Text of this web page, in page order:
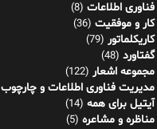
فناوری اطلاعات (8)
کار و موفقیت (36)
کاریکلماتور (79)
گفتاورد (48)
مجموعه اشعار (122)
مدیریت فناوری اطلاعات و چارچوب ITIL
آیتیل برای همه (14)
مناظره و مشاعره (5)